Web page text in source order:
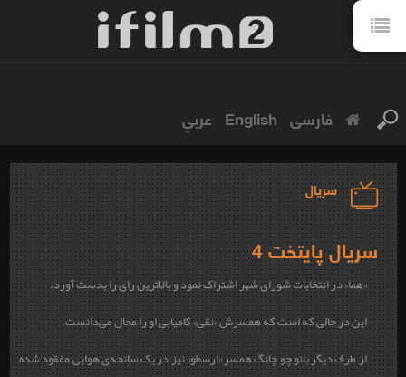
فارسی English عربي
سریال
سریال پایتخت 4
«هما» در انتخابات شورای شهر اشتراک نمود و بالاترین رای را بدست آورد.
این در حالی که است که همسرش «نقی» کامیابی او را محال می‌دانست.
از طرف دیگر بانو چو چانگ همسر «ارسطو» نیز در یک سانحه‌ی هوایی مفقود شده